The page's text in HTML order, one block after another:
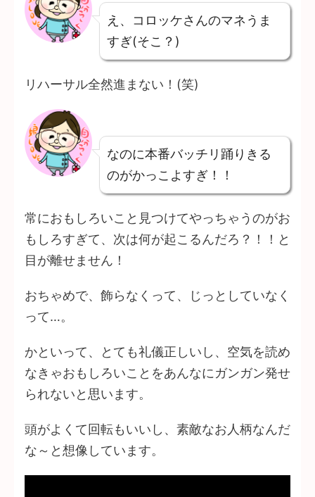
え、コロッケさんのマネうま
すぎ(そこ？)
リハーサル全然進まない！(笑)
なのに本番バッチリ踊りきる
のがかっこよすぎ！！
常におもしろいこと見つけてやっちゃうのがお
もしろすぎて、次は何が起こるんだろ？！！と
目が離せません！
おちゃめで、飾らなくって、じっとしていなく
って…。
かといって、とても礼儀正しいし、空気を読め
なきゃおもしろいことをあんなにガンガン発せ
られないと思います。
頭がよくて回転もいいし、素敵なお人柄なんだ
な～と想像しています。